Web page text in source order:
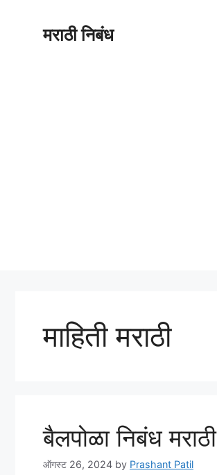
मराठी निबंध
माहिती मराठी
बैलपोळा निबंध मराठी
ऑगस्ट 26, 2024 by Prashant Patil